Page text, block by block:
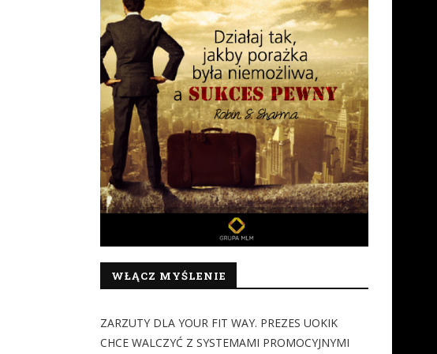
WŁĄCZ MYŚLENIE
ZARZUTY DLA YOUR FIT WAY. PREZES UOKIK
CHCE WALCZYĆ Z SYSTEMAMI PROMOCYJNYMI